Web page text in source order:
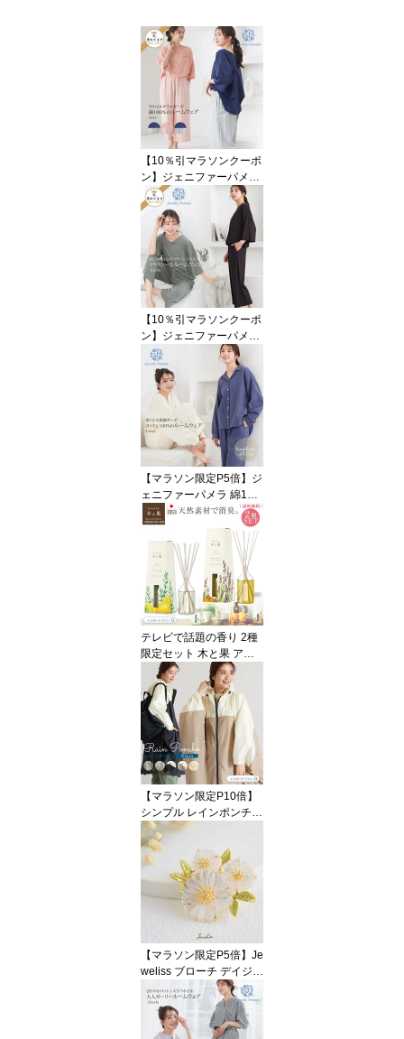
【10％引マラソンクーポ
ン】ジェニファーパメラ
綿100％ ダブルガーゼ ル
ームウェア レディース
七分袖 上下セット エク
レ Ecle パジャマ 半袖 ス
トライプ 可愛い おしゃ
れ 部屋着 春 夏 M L 涼し
い やわらか Jennifer Pa
mela ギフト プレゼント
□ 本州送料無料
【10％引マラソンクーポ
ン】ジェニファーパメラ
ベア天竺 ルームウェア
イディス 上下セット 腹
巻き付き レディース パ
ジャマ オールインワン風
セットアップ 腹巻付 お
しゃれ 部屋着 トラベル
パジャマ Jennifer Pamel
a ホワイトデー ギフト プ
レゼント □ 本州送料無料
即納
【マラソン限定P5倍】ジ
ェニファーパメラ 綿10
0％ ダブルガーゼ ルーム
ウェア 上下セット リー
フェ Lieve ハグフワ レデ
ィース 長袖 パジャマ 前
開き コットン 可愛い お
しゃれ 部屋着 秋 冬 春 M
L Jennifer Pamela 新生
活 ギフト プレゼント □
本州送料無料
テレビで話題の香り 2種
限定セット 木と果 アロ
マ ルームフレグランス
ディフューザー 消臭 柿
渋 芳香剤 ローズマリー
レモン ラベンダー オレ
ンジ 母 誕生日 新生活ま
とめてお得 ギフト プレ
ゼント 【ポイント最大4
9.5倍！お買い物マラソ
ン セール】 本州送料無
料
【マラソン限定P10倍】
シンプル レインポンチョ
5色展開 無地 抱っこ紐 リ
ュックOK レディース ギ
フト プレゼント 【ポイ
ント最大49.5倍！お買い
物マラソン セール】 即
【マラソン限定P5倍】Je
weliss ブローチ デイジー
フラワー ラージャ Raya
シェル 花 コサージュ 雛
菊 セレモニー ゴールド
ギフト アクセサリー プ